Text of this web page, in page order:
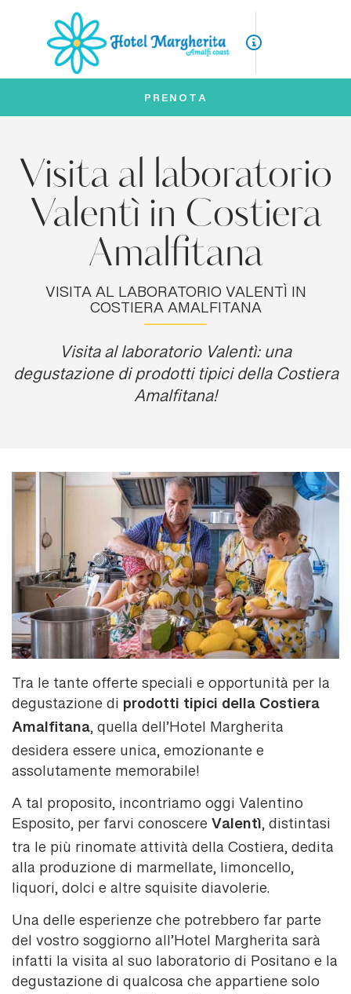
PRENOTA
Visita al laboratorio
Valentì in Costiera
Amalfitana
VISITA AL LABORATORIO VALENTÌ IN
COSTIERA AMALFITANA
Visita al laboratorio Valentì: una
degustazione di prodotti tipici della Costiera
Amalfitana!
Tra le tante offerte speciali e opportunità per la
degustazione di prodotti tipici della Costiera
Amalfitana, quella dell’Hotel Margherita
desidera essere unica, emozionante e
assolutamente memorabile!
A tal proposito, incontriamo oggi Valentino
Esposito, per farvi conoscere Valentì, distintasi
tra le più rinomate attività della Costiera, dedita
alla produzione di marmellate, limoncello,
liquori, dolci e altre squisite diavolerie.
Una delle esperienze che potrebbero far parte
del vostro soggiorno all’Hotel Margherita sarà
infatti la visita al suo laboratorio di Positano e la
degustazione di qualcosa che appartiene solo